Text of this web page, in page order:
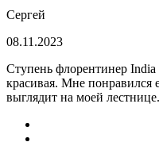
Сергей
08.11.2023
Ступень флорентинер India
красивая. Мне понравился
выглядит на моей